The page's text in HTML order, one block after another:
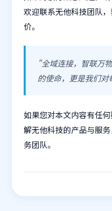
欢迎联系无他科技团队
价。
"全域连接，智联
的使命，更是我们对
如果您对本文内容有任
解无他科技的产品与服
务团队。